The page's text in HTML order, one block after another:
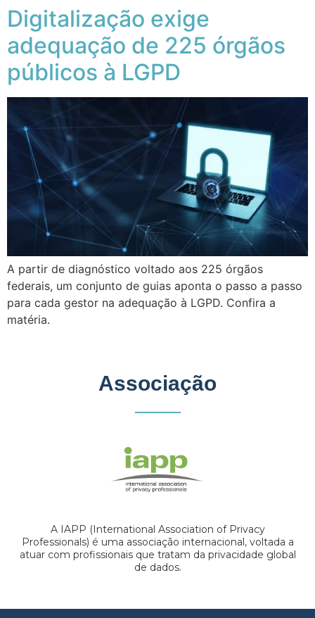
Digitalização exige
adequação de 225 órgãos
públicos à LGPD
A partir de diagnóstico voltado aos 225 órgãos
federais, um conjunto de guias aponta o passo a passo
para cada gestor na adequação à LGPD. Confira a
matéria.
Associação
A IAPP (International Association of Privacy
Professionals) é uma associação internacional, voltada a
atuar com profissionais que tratam da privacidade global
de dados.